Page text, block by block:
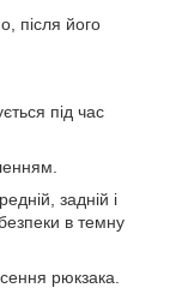
після його
під час
задній і
в темну
рюкзака.